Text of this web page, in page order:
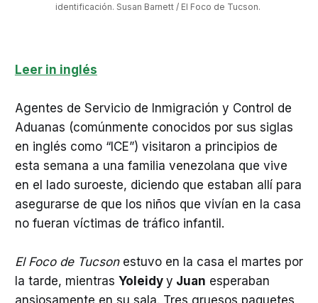
identificación. Susan Barnett / El Foco de Tucson.
Leer in inglés
Agentes de Servicio de Inmigración y Control de
Aduanas (comúnmente conocidos por sus siglas
en inglés como “ICE”) visitaron a principios de
esta semana a una familia venezolana que vive
en el lado suroeste, diciendo que estaban allí para
asegurarse de que los niños que vivían en la casa
no fueran víctimas de tráfico infantil.
El Foco de Tucsonestuvo en la casa el martes por
la tarde, mientras Yoleidy y Juan esperaban